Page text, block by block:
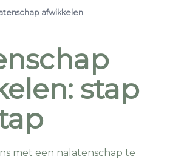
afwikkelen
stap
met een nalatenschap te